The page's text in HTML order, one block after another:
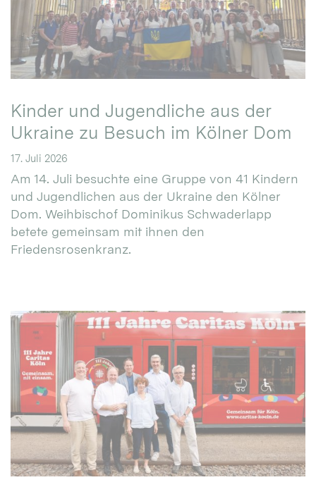
Kinder und Jugendliche aus der
Ukraine zu Besuch im Kölner Dom
17. Juli 2026
Am 14. Juli besuchte eine Gruppe von 41 Kindern
und Jugendlichen aus der Ukraine den Kölner
Dom. Weihbischof Dominikus Schwaderlapp
betete gemeinsam mit ihnen den
Friedensrosenkranz.